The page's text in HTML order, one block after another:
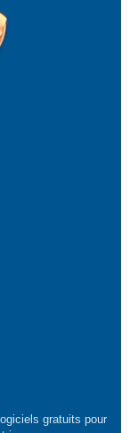
gratuits pour